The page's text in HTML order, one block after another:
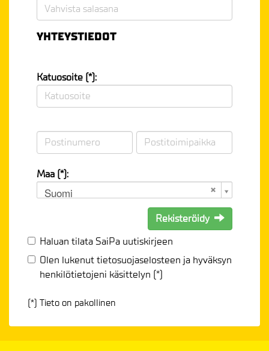
YHTEYSTIEDOT
Katuosoite (*):
Maa (*):
Suomi
Rekisteröidy
Haluan tilata SaiPa uutiskirjeen
Olen lukenuttietosuojaselosteen ja hyväksyn
henkilötietojeni käsittelyn (*)
(*) Tieto on pakollinen